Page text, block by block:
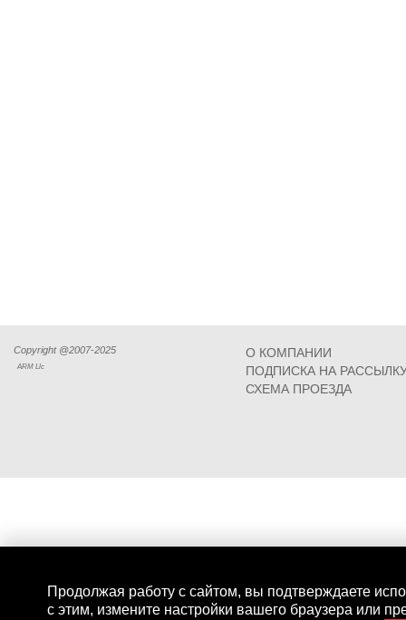
Продолжая работу с сайтом, вы подтверждаете
с этим, измените настройки вашего браузера или
Copyright @2007-2025
ARM Llc
О КОМПАНИИ
ПОДПИСКА НА
СХЕМА ПРОЕЗДА